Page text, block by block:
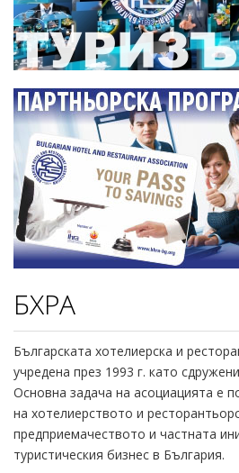
БХРА
Българската хотелиерска и
учредена през 1993 г. като
Основна задача на асоциацията е
на хотелиерството и
предприемачеството и частната
туристическия бизнес в България.